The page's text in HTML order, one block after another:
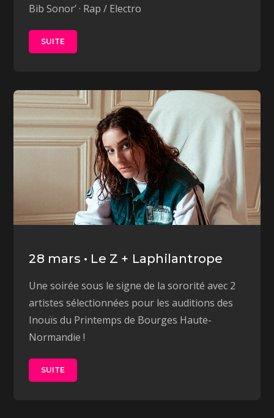
Bib Sonor’ · Rap / Electro
SUITE
28 mars • Le Z + Laphilantrope
Une soirée sous le signe de la sororité avec 2
artistes sélectionnées pour les auditions des
Inouïs du Printemps de Bourges Haute-
Normandie !
SUITE